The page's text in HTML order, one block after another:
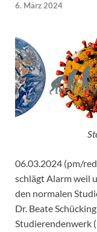
6. März 2024
06.03.2024 (pm/
schlägt Alarm weil
den normalen
Dr. Beate
Studierendenwerk